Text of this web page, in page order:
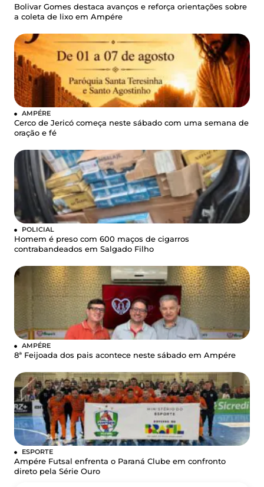
Bolivar Gomes destaca avanços e reforça orientações sobre
a coleta de lixo em Ampére
AMPÉRE
Cerco de Jericó começa neste sábado com uma semana de
oração e fé
POLICIAL
Homem é preso com 600 maços de cigarros
contrabandeados em Salgado Filho
AMPÉRE
8ª Feijoada dos pais acontece neste sábado em Ampére
ESPORTE
Ampére Futsal enfrenta o Paraná Clube em confronto
direto pela Série Ouro